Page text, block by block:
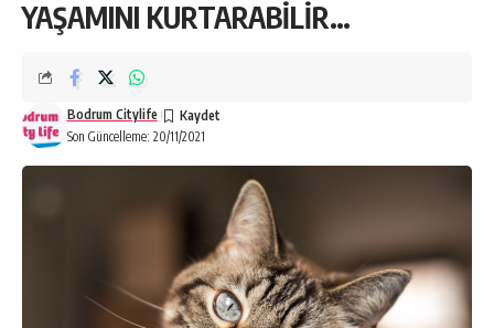
YAŞAMINI KURTARABİLİR…
Son Güncelleme: 20/11/2021
Bodrum Citylife